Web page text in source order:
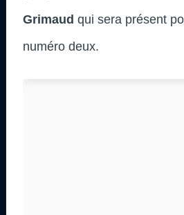
Grimaud qui sera présent
numéro deux.